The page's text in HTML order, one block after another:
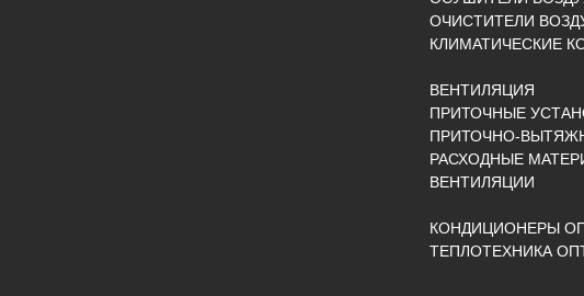
ОЧИСТИТЕЛИ
КЛИМАТИЧЕСКИЕ
ВЕНТИЛЯЦИЯ
ПРИТОЧНЫЕ
ПРИТОЧНО-
РАСХОДНЫЕ
ВЕНТИЛЯЦИИ
КОНДИЦИОНЕРЫ
ТЕПЛОТЕХНИКА